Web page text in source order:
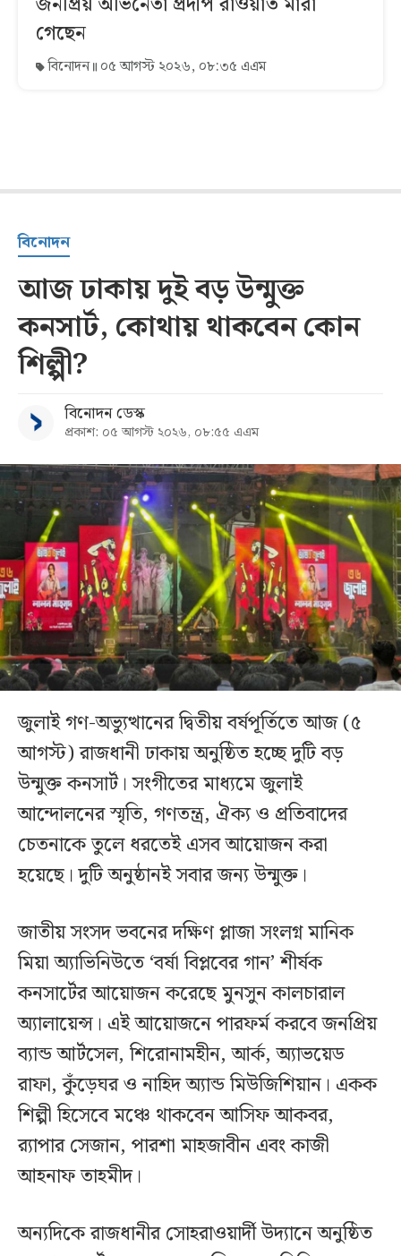
গেছেন
বিনোদন ০৫ আগস্ট ২০২৬, ০৮:৩৫ এএম
বিনোদন
আজ ঢাকায় দুই বড় উন্মুক্ত
কনসার্ট, কোথায় থাকবেন কোন
শিল্পী?
বিনোদন ডেস্ক
প্রকাশ: ০৫ আগস্ট ২০২৬, ০৮:৫৫ এএম
জুলাই গণ-অভ্যুত্থানের দ্বিতীয় বর্ষপূর্তিতে আজ (৫
আগস্ট) রাজধানী ঢাকায় অনুষ্ঠিত হচ্ছে দুটি বড়
উন্মুক্ত কনসার্ট। সংগীতের মাধ্যমে জুলাই
আন্দোলনের স্মৃতি, গণতন্ত্র, ঐক্য ও প্রতিবাদের
চেতনাকে তুলে ধরতেই এসব আয়োজন করা
হয়েছে। দুটি অনুষ্ঠানই সবার জন্য উন্মুক্ত।
জাতীয় সংসদ ভবনের দক্ষিণ প্লাজা সংলগ্ন মানিক
মিয়া অ্যাভিনিউতে ‘বর্ষা বিপ্লবের গান’ শীর্ষক
কনসার্টের আয়োজন করেছে মুনসুন কালচারাল
অ্যালায়েন্স। এই আয়োজনে পারফর্ম করবে জনপ্রিয়
ব্যান্ড আর্টসেল, শিরোনামহীন, আর্ক, অ্যাভয়েড
রাফা, কুঁড়েঘর ও নাহিদ অ্যান্ড মিউজিশিয়ান। একক
শিল্পী হিসেবে মঞ্চে থাকবেন আসিফ আকবর,
র‍্যাপার সেজান, পারশা মাহজাবীন এবং কাজী
আহনাফ তাহমীদ।
অন্যদিকে রাজধানীর সোহরাওয়ার্দী উদ্যানে অনুষ্ঠিত